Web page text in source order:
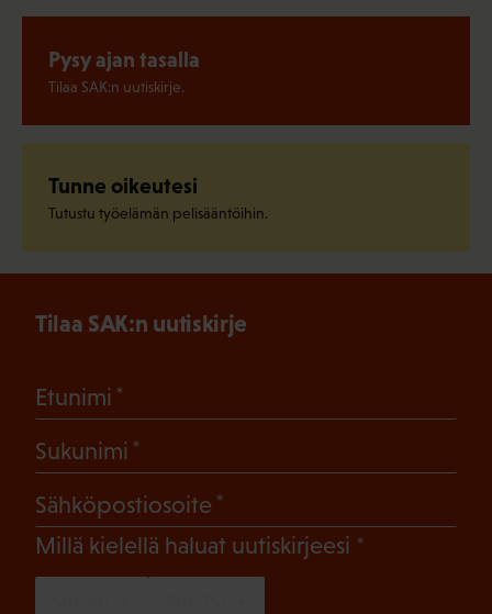
Pysy ajan tasalla
Tilaa SAK:n uutiskirje.
Tunne oikeutesi
Tutustu työelämän pelisääntöihin.
Tilaa SAK:n uutiskirje
Etunimi
Sukunimi
Sähköpostiosoite
Millä kielellä haluat uutiskirjeesi (Pakollinen)